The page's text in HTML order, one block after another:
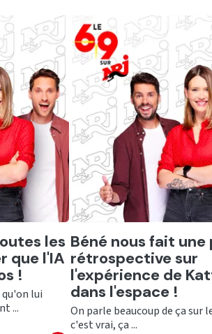
les
que l'IA
!
lui
...
Ecouter
Béné nous fait
rétrospective sur
l'expérience de
dans l'espace !
On parle beaucoup de ça sur
c'est vrai, ça ...